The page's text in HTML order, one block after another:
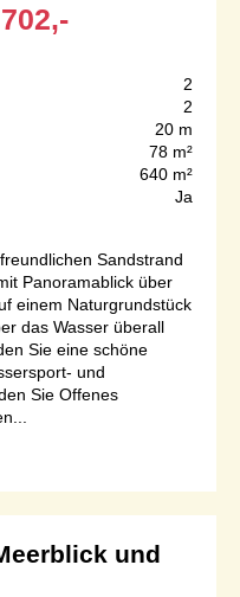
702,-
2
2
20 m
78 m²
640 m²
Ja
Sandstrand
Panoramablick über
einem Naturgrundstück
das Wasser überall
Sie eine schöne
und
Sie Offenes
und